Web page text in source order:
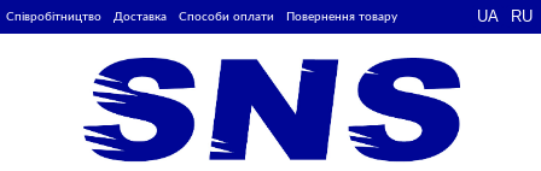
Співробітництво Доставка Способи оплати Повернення товару